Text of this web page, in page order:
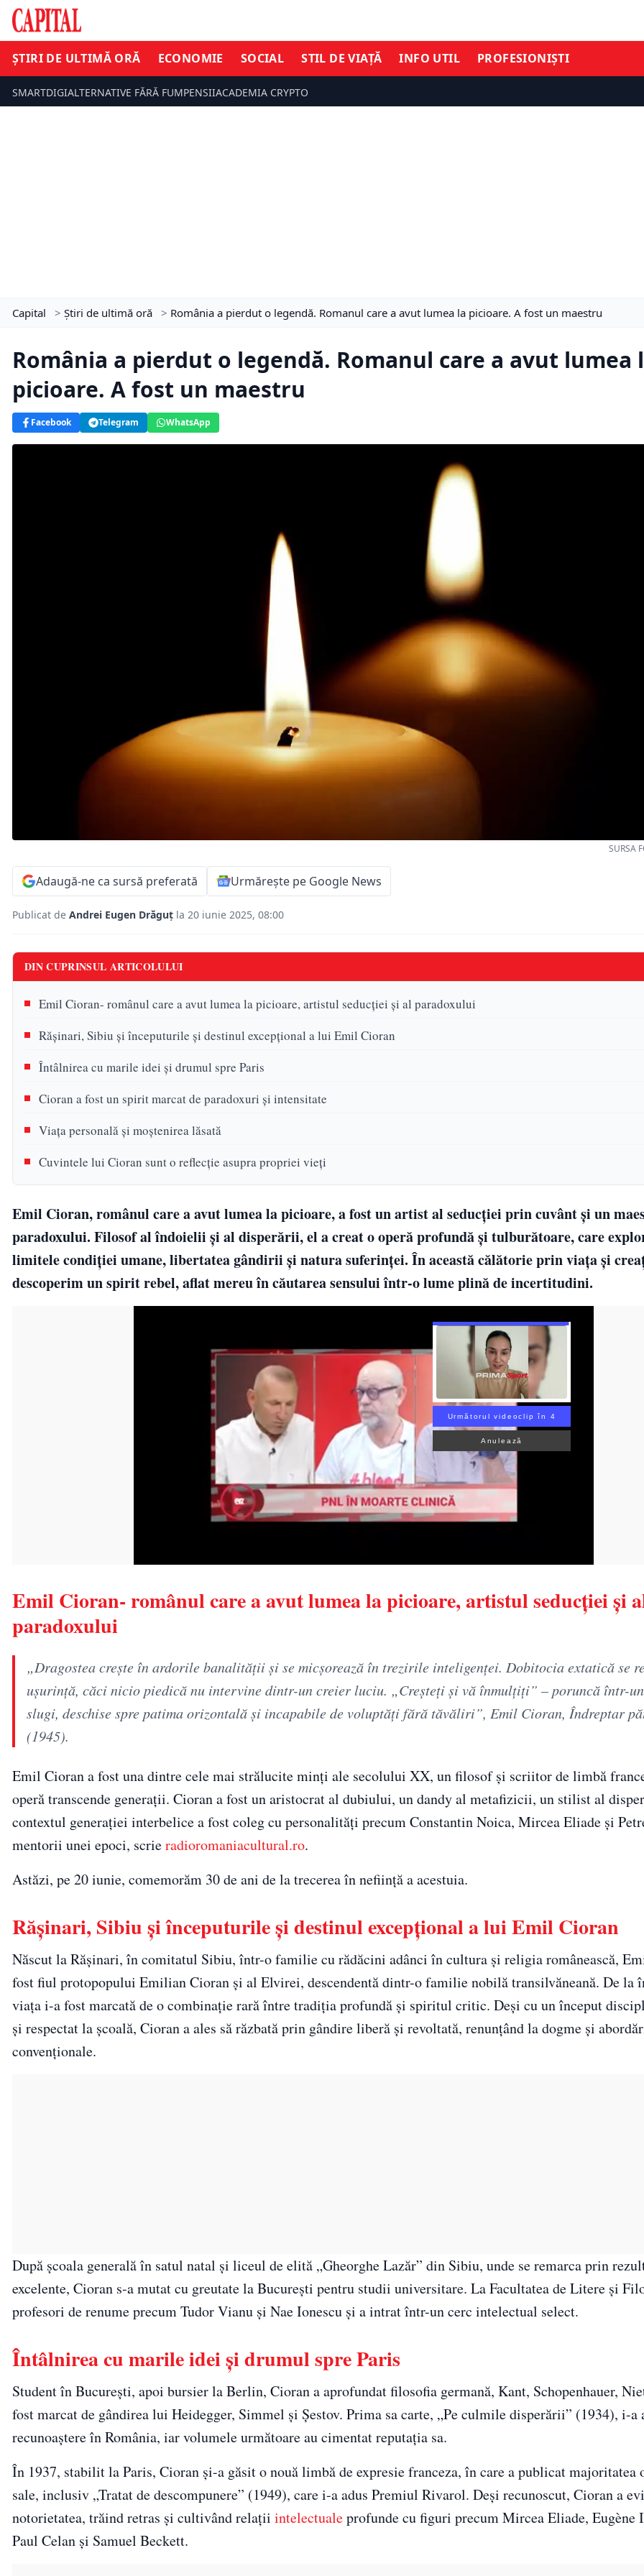
ȘTIRI DE ULTIMĂ ORĂ ECONOMIE SOCIAL STIL DE VIAȚĂ INFO UTIL PROFESIONIȘTI
SMARTDIGIALTERNATIVE FĂRĂ FUMPENSIIACADEMIA CRYPTO
Capital > Știri de ultimă oră > România a pierdut o legendă. Romanul care a avut lumea la picioare. A fost un maestru
România a pierdut o legendă. Romanul care a avut lumea
picioare. A fost un maestru
Facebook Telegram WhatsApp
SURSA
Adaugă-ne ca sursă preferată Urmărește pe Google News
Publicat de Andrei Eugen Drăguț la 20 iunie 2025, 08:00
DIN CUPRINSUL ARTICOLULUI
Emil Cioran- românul care a avut lumea la picioare, artistul seducției și al paradoxului
Rășinari, Sibiu și începuturile și destinul excepțional a lui Emil Cioran
Întâlnirea cu marile idei și drumul spre Paris
Cioran a fost un spirit marcat de paradoxuri și intensitate
Viața personală și moștenirea lăsată
Cuvintele lui Cioran sunt o reflecție asupra propriei vieți
Emil Cioran, românul care a avut lumea la picioare, a fost un artist al seducției prin cuvânt și un
paradoxului. Filosof al îndoielii și al disperării, el a creat o operă profundă și tulburătoare, care
limitele condiției umane, libertatea gândirii și natura suferinței. În această călătorie prin viața și
descoperim un spirit rebel, aflat mereu în căutarea sensului într-o lume plină de incertitudini.
Următorul videoclip în 3
Anulează
Emil Cioran- românul care a avut lumea la picioare, artistul seducției și
paradoxului
„Dragostea creşte în ardorile banalităţii şi se micşorează în trezirile inteligenţei. Dobitocia extatică se
uşurinţă, căci nicio piedică nu intervine dintr-un creier luciu. „Creşteţi şi vă înmulţiţi” – poruncă într-
slugi, deschise spre patima orizontală şi incapabile de voluptăţi fără tăvăliri”, Emil Cioran, Îndreptar
(1945).
Emil Cioran a fost una dintre cele mai strălucite minți ale secolului XX, un filosof și scriitor de limbă
operă transcende generații. Cioran a fost un aristocrat al dubiului, un dandy al metafizicii, un stilist al
contextul generației interbelice a fost coleg cu personalități precum Constantin Noica, Mircea Eliade și
mentorii unei epoci, scrieradioromaniacultural.ro.
Astăzi, pe 20 iunie, comemorăm 30 de ani de la trecerea în neființă a acestuia.
Rășinari, Sibiu și începuturile și destinul excepțional a lui Emil Cioran
Născut la Rășinari, în comitatul Sibiu, într-o familie cu rădăcini adânci în cultura și religia românească,
fost fiul protopopului Emilian Cioran și al Elvirei, descendentă dintr-o familie nobilă transilvăneană. De la
viața i-a fost marcată de o combinație rară între tradiția profundă și spiritul critic. Deși cu un început
și respectat la școală, Cioran a ales să răzbată prin gândire liberă și revoltată, renunțând la dogme și
convenționale.
După școala generală în satul natal și liceul de elită „Gheorghe Lazăr” din Sibiu, unde se remarca prin
excelente, Cioran s-a mutat cu greutate la București pentru studii universitare. La Facultatea de Litere și
profesori de renume precum Tudor Vianu și Nae Ionescu și a intrat într-un cerc intelectual select.
Întâlnirea cu marile idei și drumul spre Paris
Student în București, apoi bursier la Berlin, Cioran a aprofundat filosofia germană, Kant, Schopenhauer,
fost marcat de gândirea lui Heidegger, Simmel și Șestov. Prima sa carte, „Pe culmile disperării” (1934), i-a
recunoaștere în România, iar volumele următoare au cimentat reputația sa.
În 1937, stabilit la Paris, Cioran și-a găsit o nouă limbă de expresie franceza, în care a publicat majoritatea
sale, inclusiv „Tratat de descompunere” (1949), care i-a adus Premiul Rivarol. Deși recunoscut, Cioran a
notorietatea, trăind retras și cultivând relații intelectualeprofunde cu figuri precum Mircea Eliade, Eugène
Paul Celan și Samuel Beckett.